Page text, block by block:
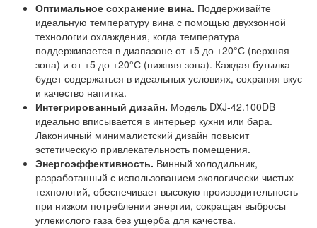
Оптимальное сохранение вина. Поддерживайте
идеальную температуру вина с помощью двухзонной
технологии охлаждения, когда температура
поддерживается в диапазоне от +5 до +20°С (верхняя
зона) и от +5 до +20°С (нижняя зона). Каждая бутылка
будет содержаться в идеальных условиях, сохраняя вкус
и качество напитка.
Интегрированный дизайн. Модель DXJ-42.100DB
идеально вписывается в интерьер кухни или бара.
Лаконичный минималистский дизайн повысит
эстетическую привлекательность помещения.
Энергоэффективность. Винный холодильник,
разработанный с использованием экологически чистых
технологий, обеспечивает высокую производительность
при низком потреблении энергии, сокращая выбросы
углекислого газа без ущерба для качества.